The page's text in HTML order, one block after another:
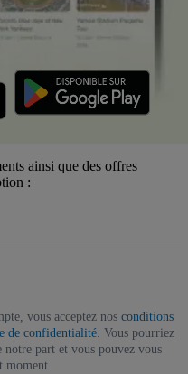
ainsi que des offres
:
vous acceptez nos conditions
de confidentialité. Vous pourriez
part et vous pouvez vous
moment.